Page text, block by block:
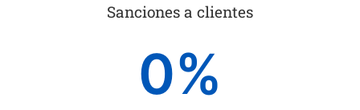
Sanciones a clientes
0%